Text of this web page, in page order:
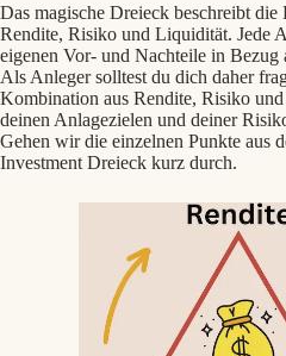
Das magische Dreieck beschreibt die
Rendite, Risiko und Liquidität. Jede
eigenen Vor- und Nachteile in Bezug
Als Anleger solltest du dich daher
Kombination aus Rendite, Risiko
deinen Anlagezielen und deiner
Gehen wir die einzelnen Punkte aus
Investment Dreieck kurz durch.